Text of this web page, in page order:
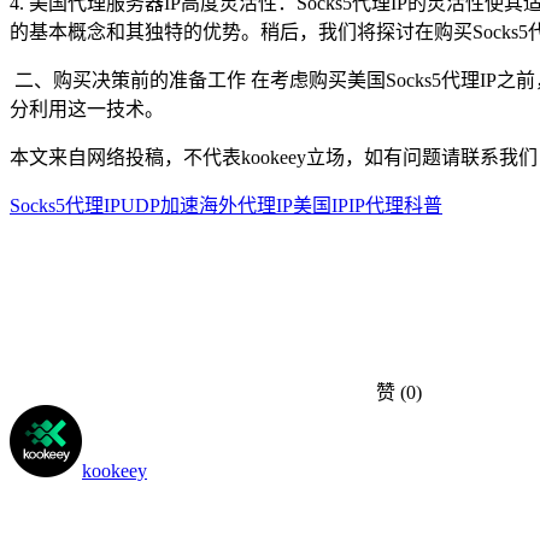
的基本概念和其独特的优势。稍后，我们将探讨在购买
二、购买决策前的准备工作 在考虑购买美国Socks5代理IP之
分利用这一技术。
本文来自网络投稿，不代表kookeey立场，如有问题请联系我们
Socks5代理IPUDP加速海外代理IP美国IPIP代理科普
赞 (0)
kookeey